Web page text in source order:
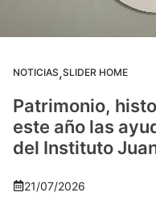
NOTICIAS,SLIDER HOME
Patrimonio,
este año las
del Instituto
21/07/2026